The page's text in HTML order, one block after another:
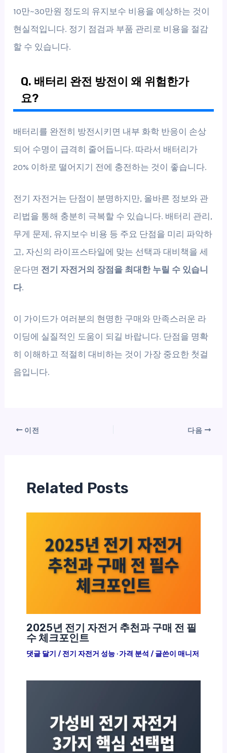
10만~30만원 정도의 유지보수 비용을 예상하는 것이
현실적입니다. 정기 점검과 부품 관리로 비용을 절감
할 수 있습니다.
Q. 배터리 완전 방전이 왜 위험한가
요?
배터리를 완전히 방전시키면 내부 화학 반응이 손상
되어 수명이 급격히 줄어듭니다. 따라서 배터리가
20% 이하로 떨어지기 전에 충전하는 것이 좋습니다.
전기 자전거는 단점이 분명하지만, 올바른 정보와 관
리법을 통해 충분히 극복할 수 있습니다. 배터리 관리,
무게 문제, 유지보수 비용 등 주요 단점을 미리 파악하
고, 자신의 라이프스타일에 맞는 선택과 대비책을 세
운다면 전기 자전거의 장점을 최대한 누릴 수 있습니
다.
이 가이드가 여러분의 현명한 구매와 만족스러운 라
이딩에 실질적인 도움이 되길 바랍니다. 단점을 명확
히 이해하고 적절히 대비하는 것이 가장 중요한 첫걸
음입니다.
이전 다음
Related Posts
2025년 전기 자전거 추천과 구매 전 필
수 체크포인트
댓글 달기 / 전기 자전거 성능 · 가격 분석 / 글쓴이 매니저